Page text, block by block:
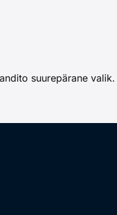
suurepärane valik.